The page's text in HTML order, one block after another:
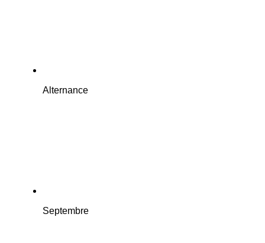
Alternance
Septembre